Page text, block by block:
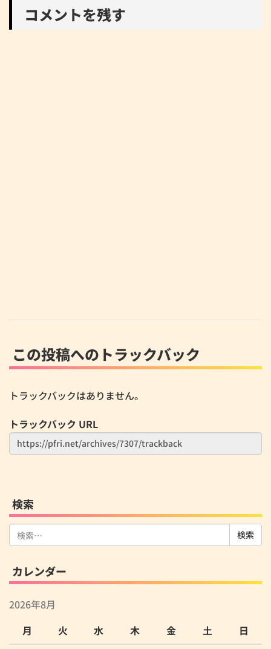
コメントを残す
この投稿へのトラックバック
トラックバックはありません。
トラックバック URL
検索
検
索:
カレンダー
2026年8月
月
火 水 木 金 土
日